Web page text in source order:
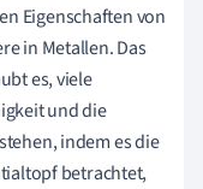
Eigenschaften von
in Metallen. Das
es, viele
und die
indem es die
betrachtet,